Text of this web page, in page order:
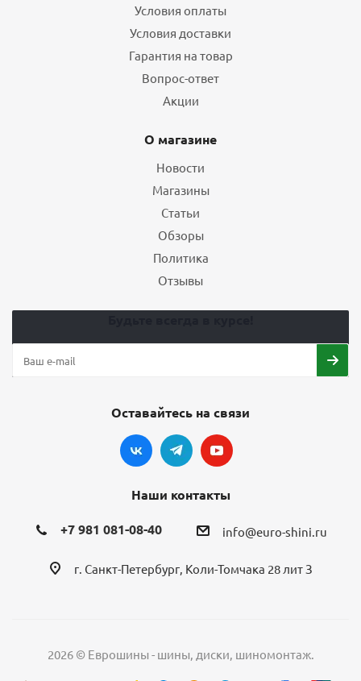
Условия оплаты
Условия доставки
Гарантия на товар
Вопрос-ответ
Акции
О магазине
Новости
Магазины
Статьи
Обзоры
Политика
Отзывы
Оставайтесь на связи
Наши контакты
+7 981 081-08-40 info@euro-shini.ru
г. Санкт-Петербург, Коли-Томчака 28 лит З
2026 © Еврошины - шины, диски, шиномонтаж.